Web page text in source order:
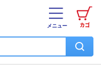
カゴ
メニュー